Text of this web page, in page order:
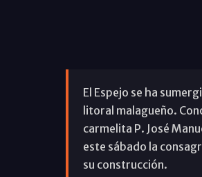
El Espejo se ha
litoral malagueño.
carmelita P. José
este sábado la
su construcción.